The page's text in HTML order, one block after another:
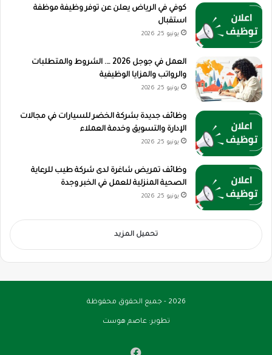
كوفي في الرياض يعلن عن توفر وظيفة موظفة
استقبال
يونيو 25, 2026
العمل في جوجل 2026 …. الشروط والمتطلبات
والرواتب والمزايا الوظيفية
يونيو 25, 2026
وظائف جديدة بشركة الخضر للسيارات في مجالات
الإدارة والتسويق وخدمة العملاء
يونيو 25, 2026
وظائف تمريض شاغرة لدى شركة طيب للرعاية
الصحية المنزلية للعمل في الخبر وجدة
يونيو 25, 2026
تحميل المزيد
2026 - جميع الحقوق محفوظة
تطوير:عاصم هوست
فيسبوك